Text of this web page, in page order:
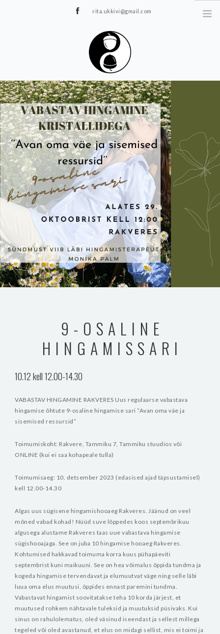
rita.ukkivi@gmail.com
STUUDIOST
TUNNIPLAAN
JOOGA/PILATES
TERAAPIA
ÜRITUSED
TIIMIDELE
GALERII
KONTAKT
9-OSALINE
HINGAMISSARI
10.12 kell 12.00-14.30
VABASTAV HINGAMINE RAKVERES Uus regulaarse vabastava
hingamise õhtute 9-osaline hingamise sari “Avan oma väe ja
sisemised ressursid”
Toimumiskoht: Rakvere, Tammiku 7, Tammiku stuudios või
ONLINE (kui ei saa kohapeale tulla)
Toimumisaeg: 10. detsember 2023 (edasised ajad täpsustamisel)
kell 12.00-14.30
Algas uus sügisene hingamishooaeg Rakveres. Jäänud on veel
mõned vabad kohad! Nüüd suve lõppedes koos septembrikuu
algusega alustame Rakveres taas uue vabastava hingamise
sügishooajaga. See on juba 10 hingamise hooaeg Rakveres.
Kohtumised hakkavad toimuma korra kuus pühapäeviti
septembrist kuni maikuuni. See on hea võimalus õppida tundma ja
kogeda hingamise tervendavat ja elumuutvat väge ning selle läbi
luua oma elus muutusi, õppides ennast paremini tundma.
Vabastavat hingamist soovitatakse teha 10 korda järjest, et
muutused rohkem nähtavale tuleksid ja muutuksid püsivaks. Kui
sinus on rahulolematus, oled väsinud iseendast ja sellest millega
tegeled või oled avastanud, et elus on midagi sellist, mis ei toimi ja